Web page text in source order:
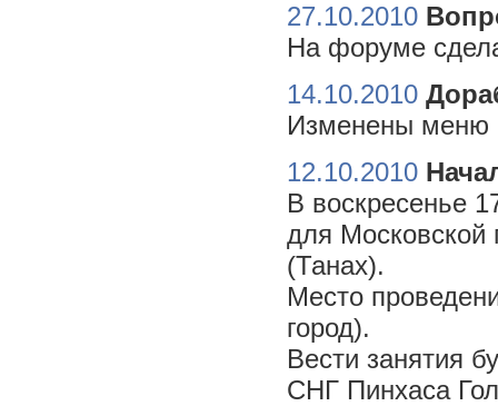
27.10.2010
На форуме
14.10.2010
Изменены меню
12.10.2010
В воскресенье
для Московской
(Танах).
Место
город).
Вести занятия
СНГ Пинхаса